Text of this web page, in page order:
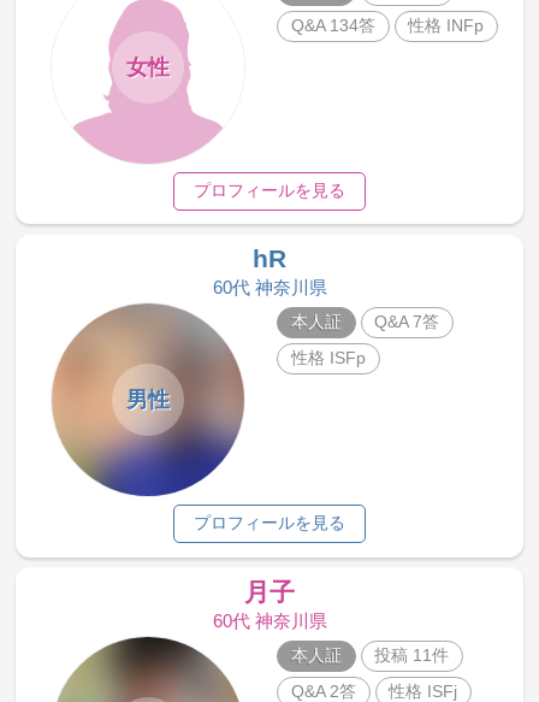
女性
Q&A 134答
性格 INFp
プロフィールを見る
hR
60代 神奈川県
男性
本人証
Q&A 7答
性格 ISFp
プロフィールを見る
月子
60代 神奈川県
本人証
投稿 11件
Q&A 2答
性格 ISFj